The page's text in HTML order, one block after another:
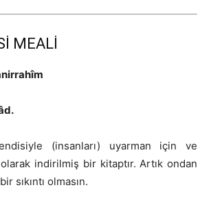
MEALİ
(insanları) uyarman için ve
indirilmiş bir kitaptır. Artık ondan
sıkıntı olmasın.